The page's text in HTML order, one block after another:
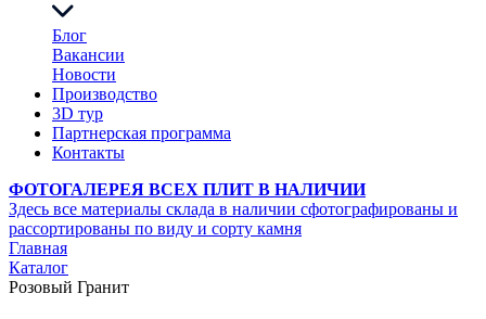
Блог
Вакансии
Новости
Производство
3D тур
Партнерская программа
Контакты
ФОТОГАЛЕРЕЯ ВСЕХ ПЛИТ В НАЛИЧИИ
Здесь все материалы склада в наличии сфотографированы и
рассортированы по виду и сорту камня
Главная
Каталог
Розовый Гранит